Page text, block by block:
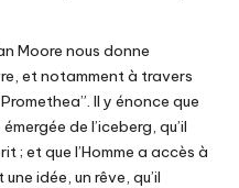
Moore nous donne
et notamment à travers
Il y énonce que
de l’iceberg, qu’il
; et que l’Homme a accès à
idée, un rêve, qu’il